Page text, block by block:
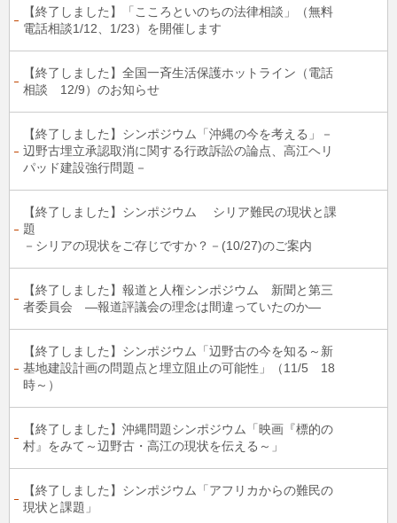
【終了しました】「こころといのちの法律相談」（無料
電話相談1/12、1/23）を開催します
【終了しました】全国一斉生活保護ホットライン（電話
相談 12/9）のお知らせ
【終了しました】シンポジウム「沖縄の今を考える」－
辺野古埋立承認取消に関する行政訴訟の論点、高江ヘリ
パッド建設強行問題－
【終了しました】シンポジウム シリア難民の現状と課
題
－シリアの現状をご存じですか？－(10/27)のご案内
【終了しました】報道と人権シンポジウム 新聞と第三
者委員会 ―報道評議会の理念は間違っていたのか―
【終了しました】シンポジウム「辺野古の今を知る～新
基地建設計画の問題点と埋立阻止の可能性」（11/5 18
時～）
【終了しました】沖縄問題シンポジウム「映画『標的の
村』をみて～辺野古・高江の現状を伝える～」
【終了しました】シンポジウム「アフリカからの難民の
現状と課題」